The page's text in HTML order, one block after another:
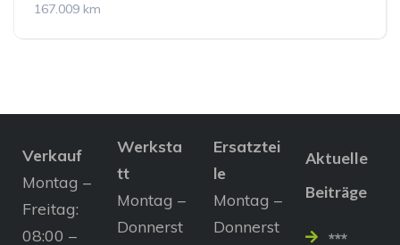
167.009 km
Verkauf
Montag –
Freitag:
08:00 –
Werksta
tt
Montag –
Donnerst
Ersatztei
le
Montag –
Donnerst
Aktuelle
Beiträge
***